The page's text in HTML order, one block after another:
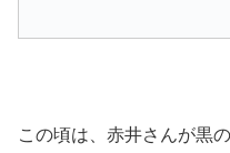
この頃は、赤井さんが黒